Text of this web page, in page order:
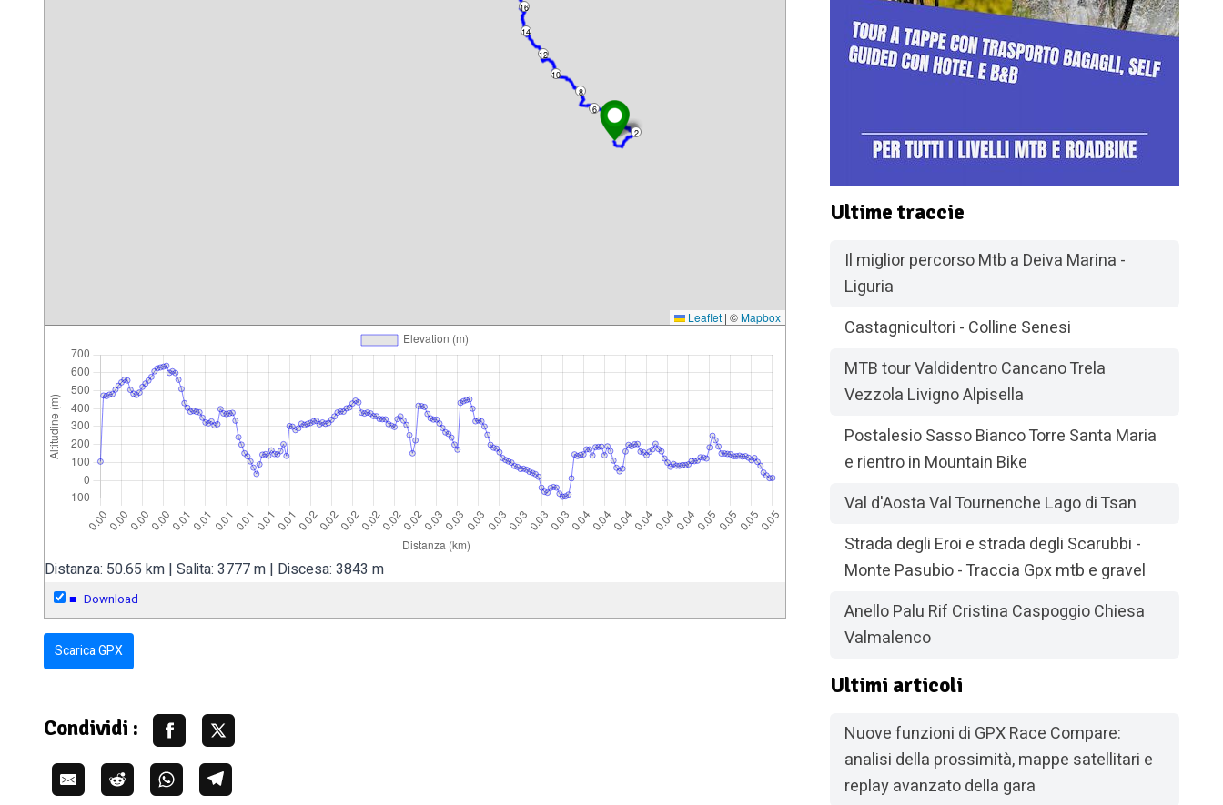
16
8
4
12
2
6
10
14
Leaflet | ©Mapbox
Distanza: 50.65 km | Salita: 3777 m | Discesa: 3843 m
■ Download
Scarica GPX
Condividi :
Ultime traccie
Il miglior percorso Mtb a Deiva Marina -
Liguria
Castagnicultori - Colline Senesi
MTB tour Valdidentro Cancano Trela
Vezzola Livigno Alpisella
Postalesio Sasso Bianco Torre Santa Maria
e rientro in Mountain Bike
Val d'Aosta Val Tournenche Lago di Tsan
Strada degli Eroi e strada degli Scarubbi -
Monte Pasubio - Traccia Gpx mtb e gravel
Anello Palu Rif Cristina Caspoggio Chiesa
Valmalenco
Ultimi articoli
Nuove funzioni di GPX Race Compare:
analisi della prossimità, mappe satellitari e
replay avanzato della gara